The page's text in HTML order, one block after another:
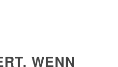
WENN